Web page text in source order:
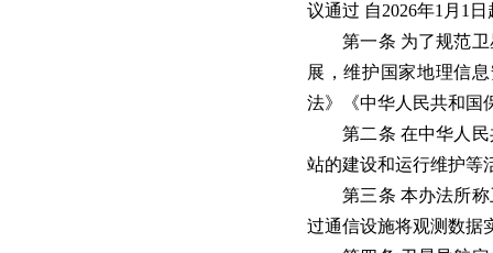
议通过 自2026年1月1
第一条 为了规范卫
展，维护国家地理信
法》《中华人民共和国
第二条 在中华人民
站的建设和运行维护等
第三条 本办法所称
过通信设施将观测数据